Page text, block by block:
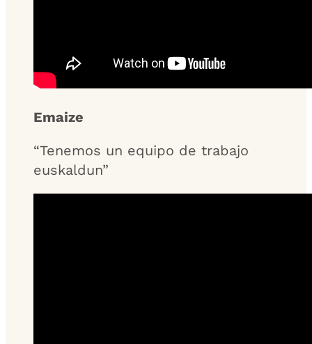
Emaize
“Tenemos un equipo de trabajo
euskaldun”